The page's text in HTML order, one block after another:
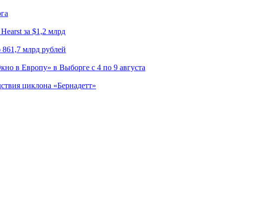
за $1,2 млрд
861,7 млрд рублей
в Европу» в Выборге с 4 по 9 августа
циклона «Бернадетт»